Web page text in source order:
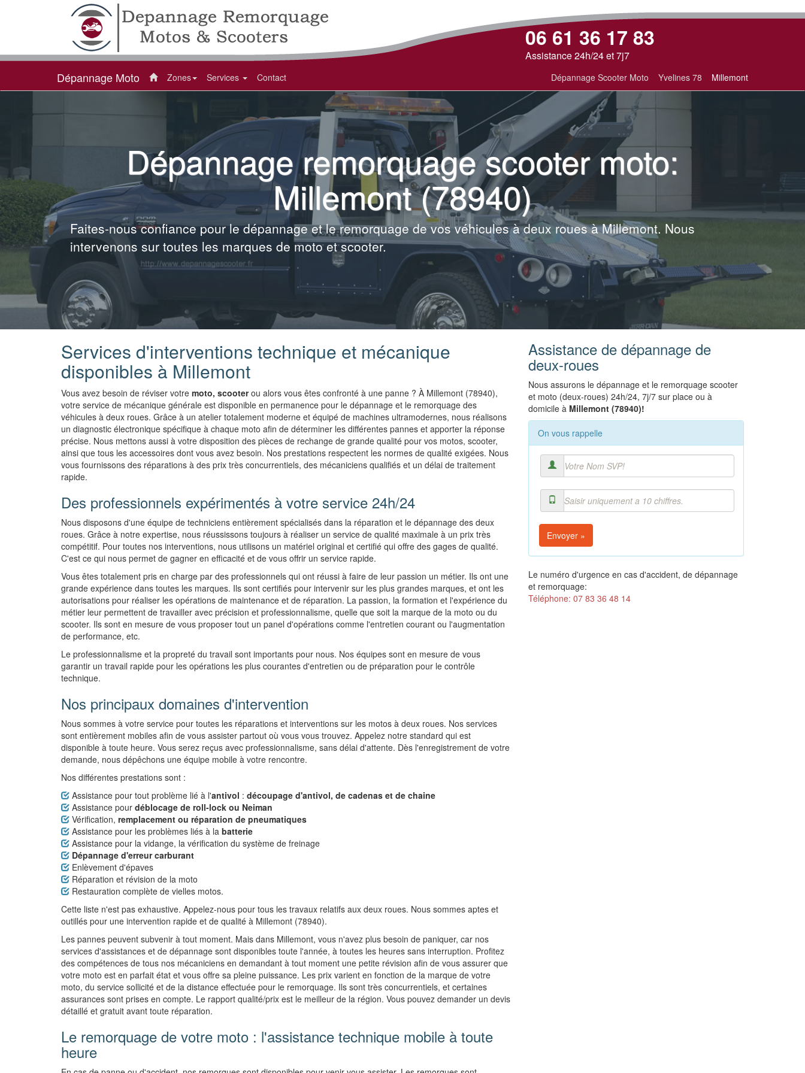
06 61 36 17 83
Assistance 24h/24 et 7j7
Dépannage Moto Zones Services Contact Dépannage Scooter Moto Yvelines 78 Millemont
Dépannage remorquage scooter moto:
Millemont (78940)
Faites-nous confiance pour le dépannage et le remorquage de vos véhicules à deux roues à Millemont. Nous
intervenons sur toutes les marques de moto et scooter.
Services d'interventions technique et mécanique
disponibles à Millemont
Vous avez besoin de réviser votre moto, scooterou alors vous êtes confronté à une panne ? À Millemont (78940),
votre service de mécanique générale est disponible en permanence pour le dépannage et le remorquage des
véhicules à deux roues. Grâce à un atelier totalement moderne et équipé de machines ultramodernes, nous réalisons
un diagnostic électronique spécifique à chaque moto afin de déterminer les différentes pannes et apporter la réponse
précise. Nous mettons aussi à votre disposition des pièces de rechange de grande qualité pour vos motos, scooter,
ainsi que tous les accessoires dont vous avez besoin. Nos prestations respectent les normes de qualité exigées. Nous
vous fournissons des réparations à des prix très concurrentiels, des mécaniciens qualifiés et un délai de traitement
rapide.
Des professionnels expérimentés à votre service 24h/24
Nous disposons d'une équipe de techniciens entièrement spécialisés dans la réparation et le dépannage des deux
roues. Grâce à notre expertise, nous réussissons toujours à réaliser un service de qualité maximale à un prix très
compétitif. Pour toutes nos interventions, nous utilisons un matériel original et certifié qui offre des gages de qualité.
C'est ce qui nous permet de gagner en efficacité et de vous offrir un service rapide.
Vous êtes totalement pris en charge par des professionnels qui ont réussi à faire de leur passion un métier. Ils ont une
grande expérience dans toutes les marques. Ils sont certifiés pour intervenir sur les plus grandes marques, et ont les
autorisations pour réaliser les opérations de maintenance et de réparation. La passion, la formation et l'expérience du
métier leur permettent de travailler avec précision et professionnalisme, quelle que soit la marque de la moto ou du
scooter. Ils sont en mesure de vous proposer tout un panel d'opérations comme l'entretien courant ou l'augmentation
de performance, etc.
Le professionnalisme et la propreté du travail sont importants pour nous. Nos équipes sont en mesure de vous
garantir un travail rapide pour les opérations les plus courantes d'entretien ou de préparation pour le contrôle
technique.
Nos principaux domaines d'intervention
Nous sommes à votre service pour toutes les réparations et interventions sur les motos à deux roues. Nos services
sont entièrement mobiles afin de vous assister partout où vous vous trouvez. Appelez notre standard qui est
disponible à toute heure. Vous serez reçus avec professionnalisme, sans délai d'attente. Dès l'enregistrement de votre
demande, nous dépêchons une équipe mobile à votre rencontre.
Nos différentes prestations sont :
Assistance pour tout problème lié à l'antivol : découpage d'antivol, de cadenas et de chaine
Assistance pour déblocage de roll-lock ou Neiman
Vérification, remplacement ou réparation de pneumatiques
Assistance pour les problèmes liés à la batterie
Assistance pour la vidange, la vérification du système de freinage
Dépannage d'erreur carburant
Enlèvement d'épaves
Réparation et révision de la moto
Restauration complète de vielles motos.
Cette liste n'est pas exhaustive. Appelez-nous pour tous les travaux relatifs aux deux roues. Nous sommes aptes et
outillés pour une intervention rapide et de qualité à Millemont (78940).
Les pannes peuvent subvenir à tout moment. Mais dans Millemont, vous n'avez plus besoin de paniquer, car nos
services d'assistances et de dépannage sont disponibles toute l'année, à toutes les heures sans interruption. Profitez
des compétences de tous nos mécaniciens en demandant à tout moment une petite révision afin de vous assurer que
votre moto est en parfait état et vous offre sa pleine puissance. Les prix varient en fonction de la marque de votre
moto, du service sollicité et de la distance effectuée pour le remorquage. Ils sont très concurrentiels, et certaines
assurances sont prises en compte. Le rapport qualité/prix est le meilleur de la région. Vous pouvez demander un devis
détaillé et gratuit avant toute réparation.
Le remorquage de votre moto : l'assistance technique mobile à toute
heure
Assistance de dépannage de
deux-roues
Nous assurons le dépannage et le remorquage scooter
et moto (deux-roues) 24h/24, 7j/7 sur place ou à
domicile à Millemont (78940)!
On vous rappelle
Envoyer »
Le numéro d'urgence en cas d'accident, de dépannage
et remorquage:
Téléphone: 07 83 36 48 14